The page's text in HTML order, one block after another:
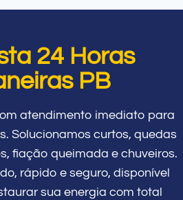
24 Horas
PB
atendimento imediato para
Solucionamos curtos, quedas
fiação queimada e chuveiros.
rápido e seguro, disponível
sua energia com total